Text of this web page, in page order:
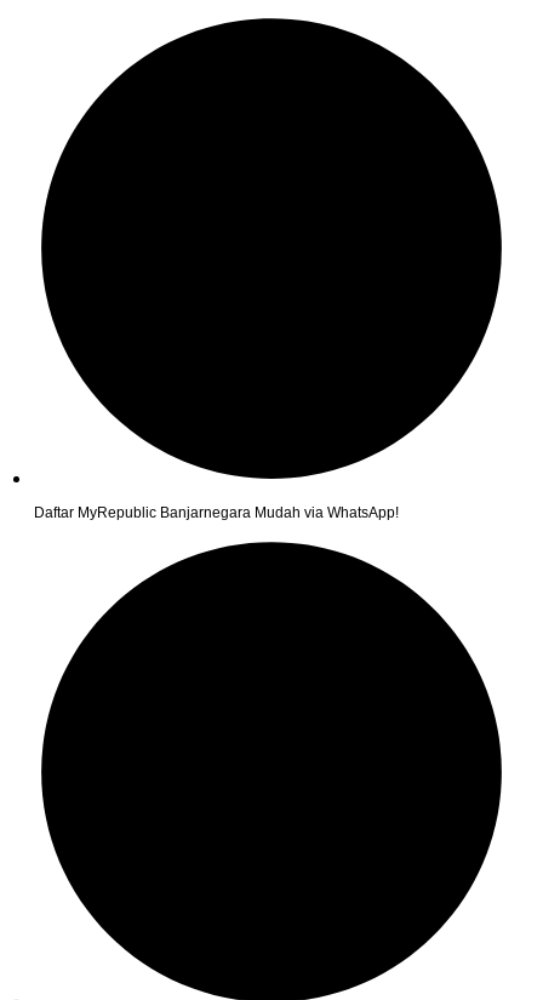
Daftar MyRepublic Banjarnegara Mudah via WhatsApp!